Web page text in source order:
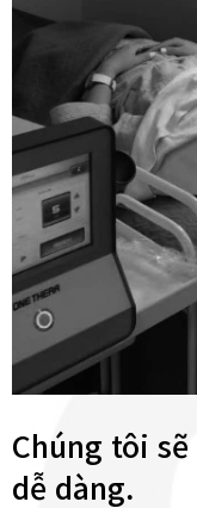
Chúng tôi
dễ dàng.